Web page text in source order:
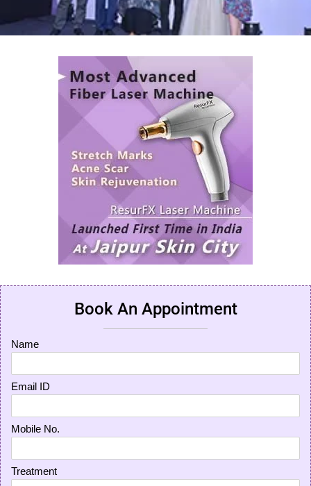
Book An Appointment
Name
Email ID
Mobile No.
Treatment